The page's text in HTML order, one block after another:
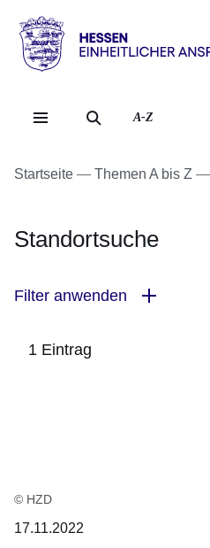
Hessen
Einheitlicher
Ansprechpartner
A-Z
Startseite Themen A bis Z
Standortsuche
Filter anwenden
1 Eintrag
© HZD
17.11.2022